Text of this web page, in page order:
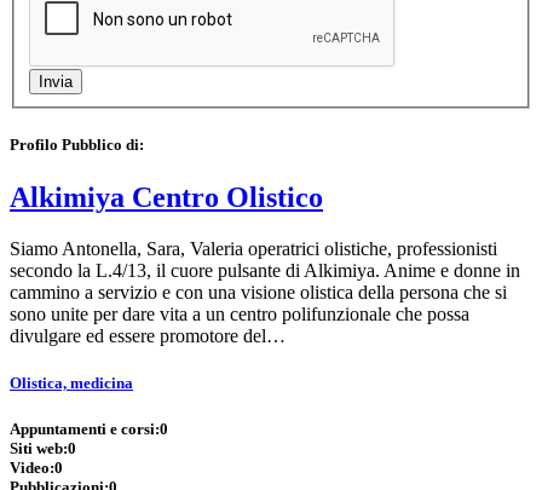
Profilo Pubblico di:
Alkimiya Centro Olistico
Siamo Antonella, Sara, Valeria operatrici olistiche, professionisti
secondo la L.4/13, il cuore pulsante di Alkimiya. Anime e donne in
cammino a servizio e con una visione olistica della persona che si
sono unite per dare vita a un centro polifunzionale che possa
divulgare ed essere promotore del…
Olistica, medicina
Appuntamenti e corsi:0
Siti web:0
Video:0